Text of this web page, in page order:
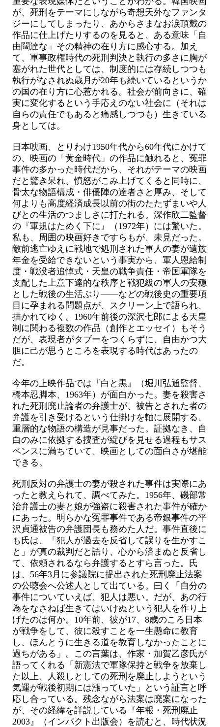
が、死刑をテーマにしながら奇想天外なファンタ
ジーにしてしまったり、あからさまなお涙頂戴の
作品に仕上げたりするのを見ると、ある意味「自
由闊達な」その精神の在り方に感心する。加え
て、軍事政権時代の死刑判決と執行の多さに胸が
塞がれた世代としては、制度的には存続しつつも
執行がなされぬ歳月が20年も続いているというか
の国の在り方に心惹かれる。社会が前向きに、確
実に変化するという手応えのない社会に（それは
自らの責任でもあると痛感しつつも）生きている
身としては。
日本映画、とりわけ1950年代から60年代にかけて
の、映画の「黄金時代」の作品に触れると、冤罪
事件の多かった時代だから、それがテーマの映画
だと驚き呆れ、憤怒がこみ上げてくると同時に、
骨太な物語構成・俳優陣の達者さと厚み、そして
何よりも高度経済成長以前の街のたたずまいや人
びとの生活のつましさに打たれる。深作欣二監督
の『軍規はためく下に』（1972年）には驚いた。
私も、周囲の映画好きですらもが、未見だった。
敵前逃亡ゆえに戦地で処刑された軍人の妻が遺族
年金を受給できないという事実から、軍人恩給制
度・戦没者追悼式・天皇の戦争責任・帝国軍隊を
支配した上意下達的な秩序と戦犯級の軍人の安穏
とした戦後の生活ぶり――などの戦後史の重要項
目に孕まれる問題点が、スクリーン上で語られ、
描かれてゆく。1960年前後の深沢七郎による天皇
制に関わる複数の作品（創作とエッセイ）もそう
だが、表現者がタブーをつくらずに、自由かつ大
胆に己が思うところを表現する時代はあったの
だ。
今年の上映作品では『白と黒』（堀川弘通監督、
橋本忍脚本、1963年）が面白かった。妻を殺害さ
れた死刑廃止論者の弁護士が、被告とされた者の
弁護を引き受けるという仕掛けを軸に展開する、
重層的な物語の構造が見事だった。証拠なき、自
白のみに依拠する捜査が綻びを見せる過程もサス
ペンスに満ちていて、映画としての面白さが堪能
できる。
死刑反対の弁護士の妻が殺された事件は実際にあ
ったと教えられて、調べてみた。1956年、磯部常
治弁護士の妻と娘が強盗に殺害された事件が確か
にあった。明らかな冤罪事件である帝銀事件の平
沢貞通被告の弁護団長も務めた人だ。事件直後に
も氏は、「犯人が過去を反省して誤りを生かすこ
と」が真の裁判だと語り、心から済まぬと反省し
て、依頼されるなら弁護するとすら言った。氏
は、56年3月に参議院に提出された死刑廃止法案
の公聴会へ公述人として出ている。曰く「自分の
事件についていえば、犯人は悪い。だが、あの行
為をなさねば生きてはいけぬという犯人を作り上
げたのは何か。10年前、彼が17、8歳のころ日本
が戦争をして、彼に殺すことを一生懸命に教育
し、ほんとうに生きる道を教育しなかったことに
過ちがある」。この言葉は、作家・加賀乙彦氏が
語ってくれる「新憲法で軍隊保持と戦争を放棄し
た以上、人殺しとしての死刑を廃止しようという
気運が戦後初期には漲っていた」という証言と呼
応し合っている。残念ながら法案は廃案になった
が、その経緯を詳説している『年報・死刑廃止
2003』（インパクト出版会）を読むと、時代状況